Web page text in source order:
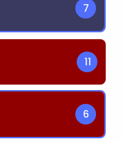
7
11
6